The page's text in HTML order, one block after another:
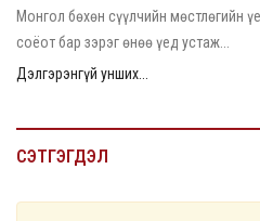
Монгол бөхөн сүүлчийн мөстлөгийн
соёот бар зэрэг өнөө үед устаж...
Дэлгэрэнгүй унших...
СЭТГЭГДЭЛ